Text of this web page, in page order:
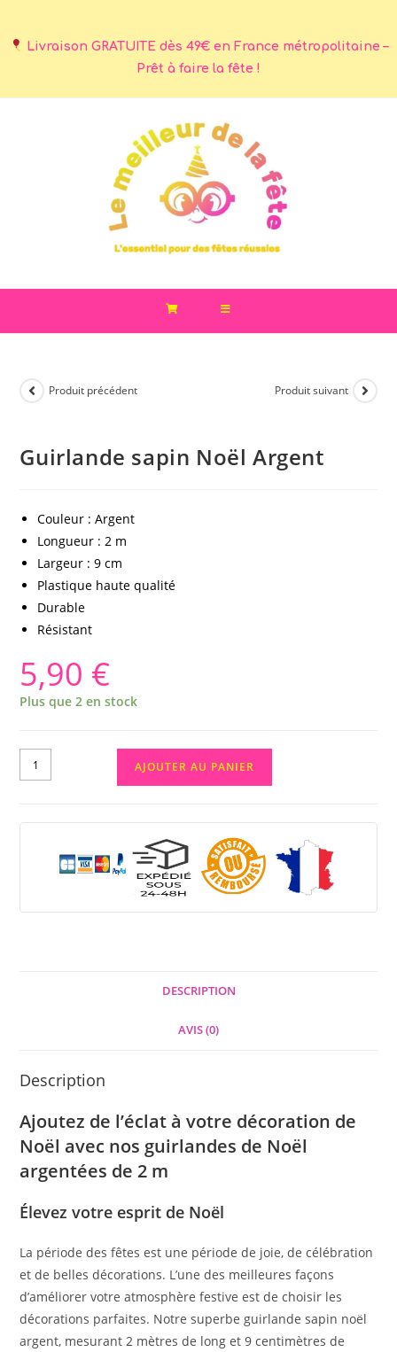
Livraison GRATUITE dès 49€ en France métropolitaine –
Prêt à faire la fête !
Produit précédent Produit suivant
Guirlande sapin Noël Argent
Couleur : Argent
Longueur : 2 m
Largeur : 9 cm
Plastique haute qualité
Durable
Résistant
5,90 €
Plus que 2 en stock
AJOUTER AU PANIER
DESCRIPTION
AVIS (0)
Description
Ajoutez de l’éclat à votre décoration de
Noël avec nos guirlandes de Noël
argentées de 2 m
Élevez votre esprit de Noël
La période des fêtes est une période de joie, de célébration
et de belles décorations. L’une des meilleures façons
d’améliorer votre atmosphère festive est de choisir les
décorations parfaites. Notre superbe guirlande sapin noël
argent, mesurant 2 mètres de long et 9 centimètres de